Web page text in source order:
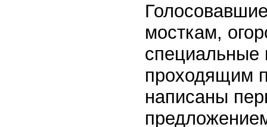
мосткам,
специальные
проходящим
написаны